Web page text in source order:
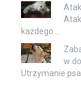
każdego …
w
Utrzymanie